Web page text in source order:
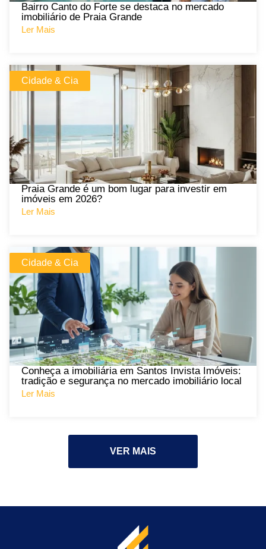
Bairro Canto do Forte se destaca no mercado
imobiliário de Praia Grande
Ler Mais
Cidade & Cia
Praia Grande é um bom lugar para investir em
imóveis em 2026?
Ler Mais
Cidade & Cia
Conheça a imobiliária em Santos Invista Imóveis:
tradição e segurança no mercado imobiliário local
Ler Mais
VER MAIS